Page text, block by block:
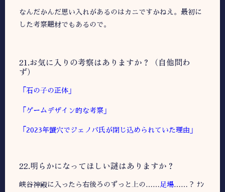
なんだかんだ思い入れがあるのはカニですかねえ。最初に
した考察題材でもあるので。
21.お気に入りの考察はありますか？（自他問わ
ず）
「石の子の正体」
「ゲームデザイン的な考察」
「2023年蟹穴でジェノバ氏が閉じ込められていた理由」
22.明らかになってほしい謎はありますか？
峡谷神殿に入ったら右後ろのずっと上の…… 足場……？ ﾅﾝ